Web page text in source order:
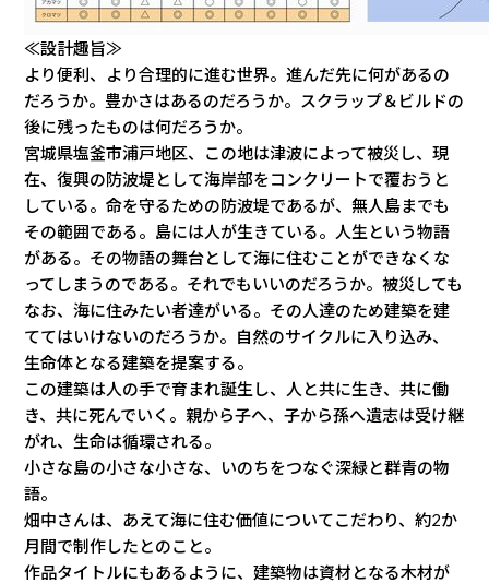
≪設計趣旨≫
より便利、より合理的に進む世界。進んだ先に何があるの
だろうか。豊かさはあるのだろうか。スクラップ＆ビルドの
後に残ったものは何だろうか。
宮城県塩釜市浦戸地区、この地は津波によって被災し、現
在、復興の防波堤として海岸部をコンクリートで覆おうと
している。命を守るための防波堤であるが、無人島までも
その範囲である。島には人が生きている。人生という物語
がある。その物語の舞台として海に住むことができなくな
ってしまうのである。それでもいいのだろうか。被災しても
なお、海に住みたい者達がいる。その人達のため建築を建
ててはいけないのだろうか。自然のサイクルに入り込み、
生命体となる建築を提案する。
この建築は人の手で育まれ誕生し、人と共に生き、共に働
き、共に死んでいく。親から子へ、子から孫へ遺志は受け継
がれ、生命は循環される。
小さな島の小さな小さな、いのちをつなぐ深緑と群青の物
語。
畑中さんは、あえて海に住む価値についてこだわり、約2か
月間で制作したとのこと。
作品タイトルにもあるように、建築物は資材となる木材が